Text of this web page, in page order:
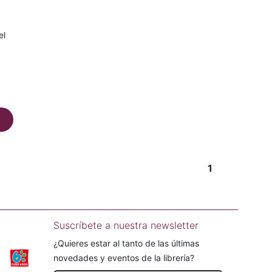
1
Suscríbete a nuestra newsletter
¿Quieres estar al tanto de las últimas
novedades y eventos de la librería?